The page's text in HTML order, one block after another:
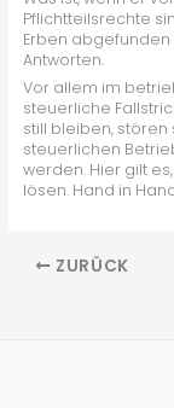
Pflichtteilsrechte
Erben abgefunden
Antworten.
Vor allem im
steuerliche
still bleiben,
steuerlichen
werden. Hier gilt
lösen. Hand in
ZURÜCK